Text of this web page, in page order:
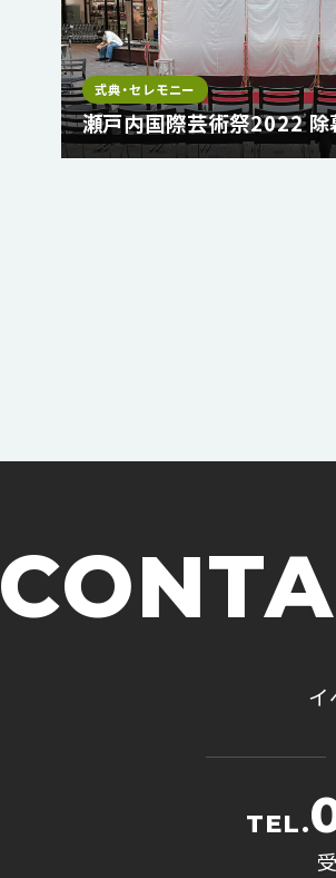
式典・セレモニー
瀬戸内国際芸術祭2022 除
イ
TEL.